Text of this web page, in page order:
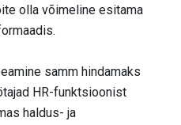
olla võimeline esitama
samm hindamaks
HR-funktsioonist
haldus- ja